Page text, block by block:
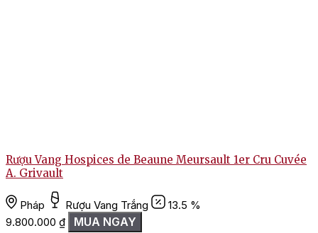
Rượu Vang Hospices de Beaune Meursault 1er Cru Cuvée
A. Grivault
Pháp Rượu Vang Trắng
13.5 %
9.800.000 ₫ MUA NGAY